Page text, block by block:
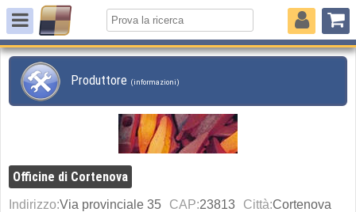
Produttore (informazioni)
Officine di Cortenova
Indirizzo:Via provinciale 35 CAP:23813 Città:Cortenova